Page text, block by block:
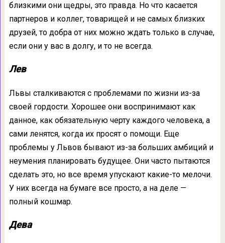
близкими они щедры, это правда. Но что касается
партнеров и коллег, товарищей и не самых близких
друзей, то добра от них можно ждать только в случае,
если они у вас в долгу, и то не всегда.
Лев
Львы сталкиваются с проблемами по жизни из-за
своей гордости. Хорошее они воспринимают как
данное, как обязательную черту каждого человека, а
сами ленятся, когда их просят о помощи. Еще
проблемы у Львов бывают из-за больших амбиций и
неумения планировать будущее. Они часто пытаются
сделать это, но все время упускают какие-то мелочи.
У них всегда на бумаге все просто, а на деле —
полный кошмар.
Дева